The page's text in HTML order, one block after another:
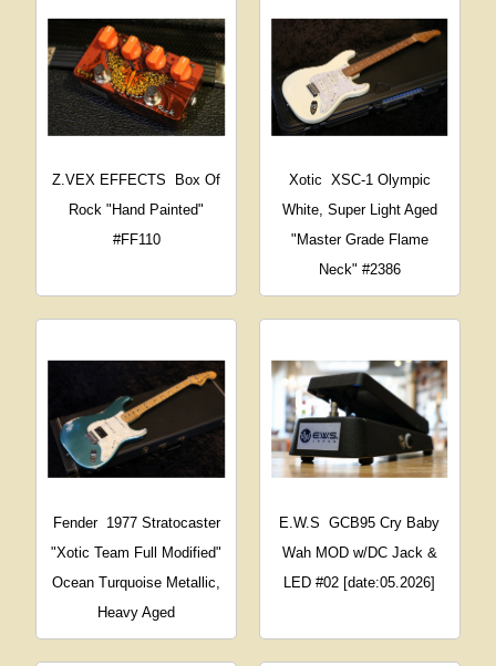
Z.VEX EFFECTS
Box Of
Rock "Hand Painted"
#FF110
Xotic XSC-1 Olympic
White, Super Light Aged
"Master Grade Flame
Neck" #2386
Fender
1977 Stratocaster
"Xotic Team Full Modified"
Ocean Turquoise Metallic,
Heavy Aged
E.W.S
GCB95 Cry Baby
Wah MOD w/DC Jack &
LED #02 [date:05.2026]